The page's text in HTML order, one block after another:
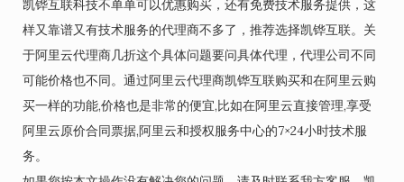
凯铧互联科技不单单可以优惠购买，还有免费技术服务提供，这
样又靠谱又有技术服务的代理商不多了，推荐选择凯铧互联。关
于阿里云代理商几折这个具体问题要问具体代理，代理公司不同
可能价格也不同。通过阿里云代理商凯铧互联购买和在阿里云购
买一样的功能,价格也是非常的便宜,比如在阿里云直接管理,享受
阿里云原价合同票据,阿里云和授权服务中心的7×24小时技术服
务。